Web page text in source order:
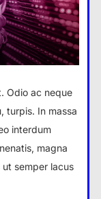
Odio ac neque
turpis. In massa
interdum
magna
semper lacus